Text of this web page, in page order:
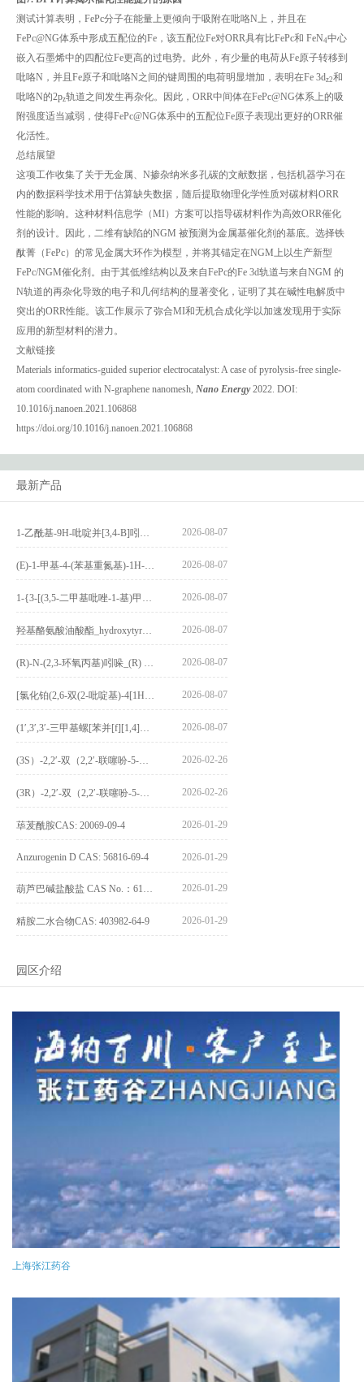
测试计算表明，FePc分子在能量上更倾向于吸附在吡咯N上，并且在
FePc@NG体系中形成五配位的Fe，该五配位Fe对ORR具有比FePc和 FeN4中心
嵌入石墨烯中的四配位Fe更高的过电势。此外，有少量的电荷从Fe原子转移到
吡咯N，并且Fe原子和吡咯N之间的键周围的电荷明显增加，表明在Fe 3dz2和
吡咯N的2pz轨道之间发生再杂化。因此，ORR中间体在FePc@NG体系上的吸
附强度适当减弱，使得FePc@NG体系中的五配位Fe原子表现出更好的ORR催
化活性。
总结展望
这项工作收集了关于无金属、N掺杂纳米多孔碳的文献数据，包括机器学习在
内的数据科学技术用于估算缺失数据，随后提取物理化学性质对碳材料ORR
性能的影响。这种材料信息学（MI）方案可以指导碳材料作为高效ORR催化
剂的设计。因此，二维有缺陷的NGM 被预测为金属基催化剂的基底。选择铁
酞菁（FePc）的常见金属大环作为模型，并将其锚定在NGM上以生产新型
FePc/NGM催化剂。由于其低维结构以及来自FePc的Fe 3d轨道与来自NGM 的
N轨道的再杂化导致的电子和几何结构的显著变化，证明了其在碱性电解质中
突出的ORR性能。该工作展示了弥合MI和无机合成化学以加速发现用于实际
应用的新型材料的潜力。
文献链接
Materials informatics-guided superior electrocatalyst: A case of pyrolysis-free single-
atom coordinated with N-graphene nanomesh, Nano Energy2022. DOI:
10.1016/j.nanoen.2021.106868
https://doi.org/10.1016/j.nanoen.2021.106868
最新产品
2026-08-07
2026-08-07
2026-08-07
2026-08-07
2026-08-07
2026-08-07
2026-08-07
2026-02-26
2026-02-26
荜茇酰胺CAS: 20069-09-4 2026-01-29
Anzurogenin D CAS: 56816-69-4 2026-01-29
2026-01-29
精胺二水合物CAS: 403982-64-9 2026-01-29
园区介绍
上海张江药谷